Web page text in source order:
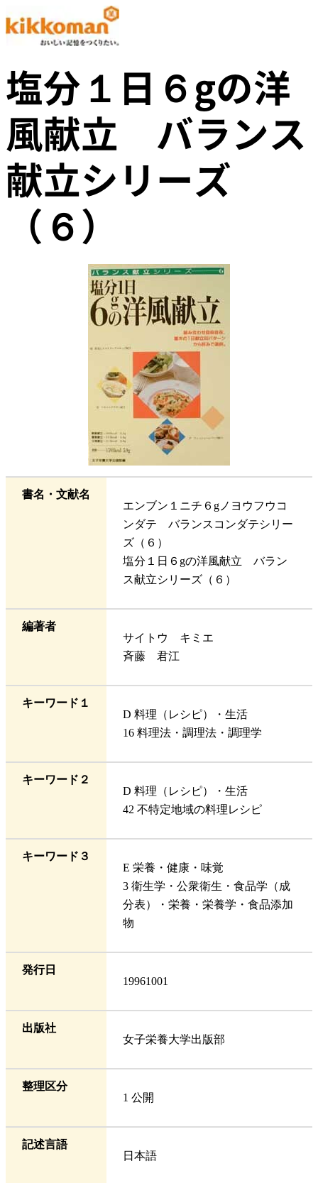
塩分１日６gの洋
風献立 バランス
献立シリーズ
（６）
書名・文献名
エンブン１ニチ６gノヨウフウコ
ンダテ バランスコンダテシリー
ズ（６）
塩分１日６gの洋風献立 バラン
ス献立シリーズ（６）
編著者
サイトウ キミエ
斉藤 君江
キーワード１
D 料理（レシピ）・生活
16 料理法・調理法・調理学
キーワード２
D 料理（レシピ）・生活
42 不特定地域の料理レシピ
キーワード３
E 栄養・健康・味覚
3 衛生学・公衆衛生・食品学（成
分表）・栄養・栄養学・食品添加
物
発行日
19961001
出版社
女子栄養大学出版部
整理区分
1 公開
記述言語
日本語